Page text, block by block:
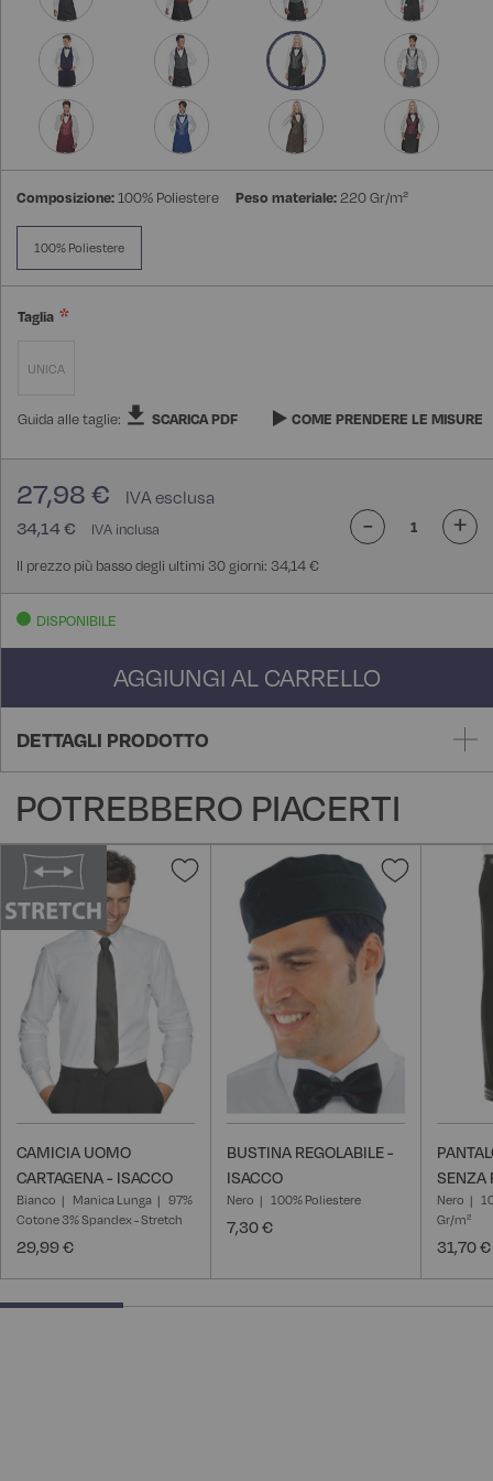
Composizione:100% Poliestere Peso materiale:220 Gr/m²
100% Poliestere
Taglia
UNICA
Guida alle taglie: SCARICA PDF COME PRENDERE LE MISURE
34,14 €
27,98 €
Il prezzo più basso degli ultimi 30 giorni: 34,14 €
- +
DISPONIBILE
AGGIUNGI AL CARRELLO
DETTAGLI PRODOTTO
POTREBBERO PIACERTI
Aggiungi
desideri
CAMICIA UOMO
CARTAGENA - ISACCO
Bianco Manica Lunga
97%
Cotone 3% Spandex - Stretch
29,99 €
Aggiungi
BUSTINA REGOLABILE -
ISACCO
Nero 100% Poliestere
7,30 €
SENZA
Nero
Gr/m²
31,70 €
25% completed